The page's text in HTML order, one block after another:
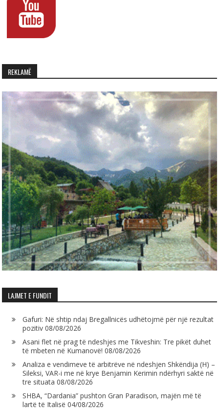
REKLAMË
LAJMET E FUNDIT
Gafuri: Në shtip ndaj Bregallnicës udhëtojmë për një rezultat
pozitiv 08/08/2026
Asani flet në prag të ndeshjes me Tikveshin: Tre pikët duhet
të mbeten në Kumanovë! 08/08/2026
Analiza e vendimeve të arbitrëve në ndeshjen Shkëndija (H) –
Sileksi, VAR-i me në krye Benjamin Kerimin ndërhyri saktë në
tre situata 08/08/2026
SHBA, “Dardania” pushton Gran Paradison, majën më të
lartë të Italisë 04/08/2026